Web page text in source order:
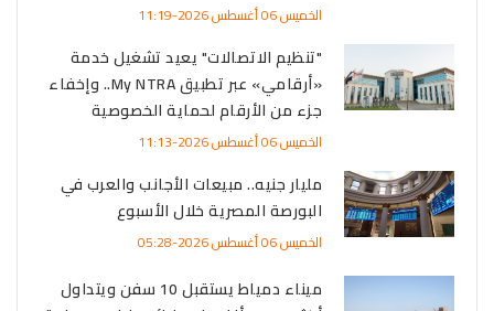
الخميس 06 أغسطس 2026-11:19
"تنظيم الاتصالات" يعيد تشغيل خدمة
«أرقامي» عبر تطبيق My NTRA.. وإخفاء
جزء من الأرقام لحماية الخصوصية
الخميس 06 أغسطس 2026-11:13
مليار جنيه.. مبيعات الأجانب والعرب في
البورصة المصرية خلال الأسبوع
الخميس 06 أغسطس 2026-05:28
ميناء دمياط يستقبل 10 سفن ويتداول